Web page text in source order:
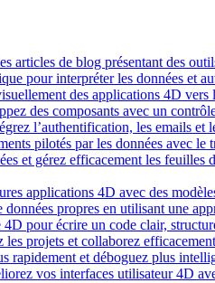
articles de blog présentant des
pour interpréter les données et
des applications 4D vers
des composants avec un
l’authentification, les emails et
pilotés par les données avec
et gérez efficacement les feuilles
applications 4D avec des
données propres en utilisant une
pour écrire un code clair,
les projets et collaborez
rapidement et déboguez plus
vos interfaces utilisateur 4D